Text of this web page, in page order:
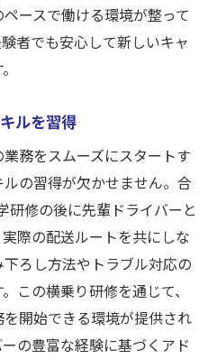
ースで働ける環境が整って
者でも安心して新しいキャ
ルを習得
務をスムーズにスタートす
の習得が欠かせません。合
研修の後に先輩ドライバーと
際の配送ルートを共にしな
ろし方法やトラブル対応の
この横乗り研修を通じて、
開始できる環境が提供され
の豊富な経験に基づくアド